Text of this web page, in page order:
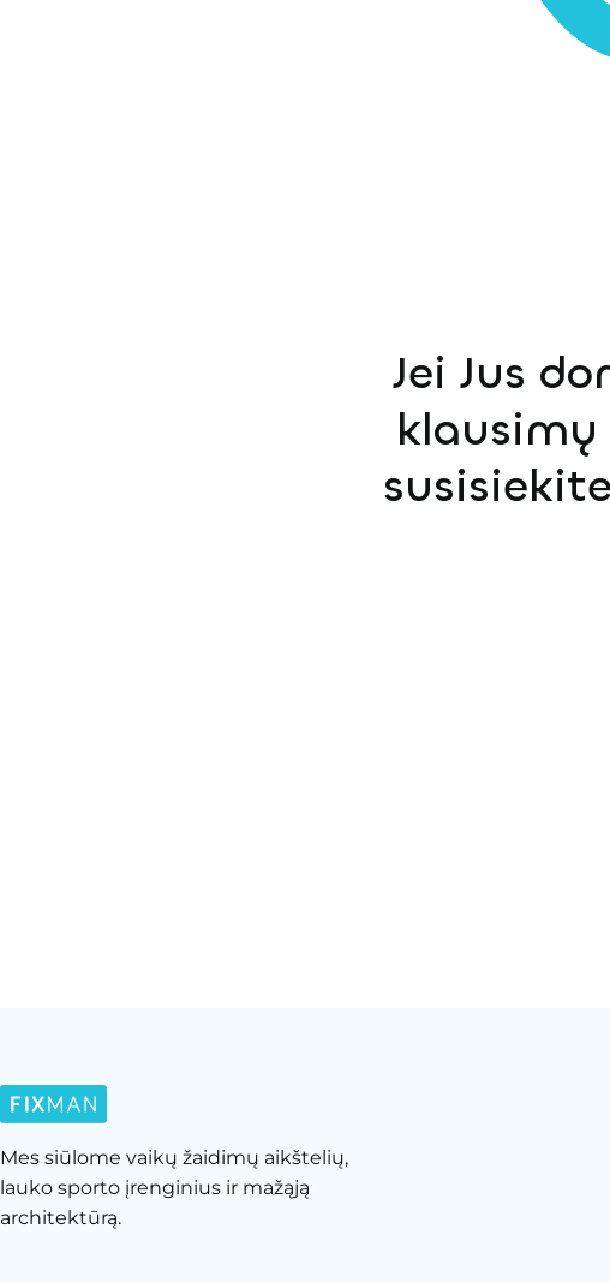
Jei Jus
Mes siūlome vaikų žaidimų aikštelių,
lauko sporto įrenginius ir mažąją
architektūrą.